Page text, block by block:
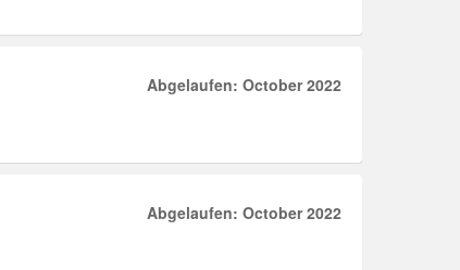
Abgelaufen: October 2022
Abgelaufen: October 2022